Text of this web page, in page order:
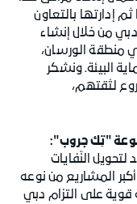
إدارتها بالتعاون
من خلال إنشاء
منطقة الورسان،
البيئة. ونشكر
لثقتهم،
"تِك جروب":
النّفايات
المشاريع من نوعه
على التزام دبي